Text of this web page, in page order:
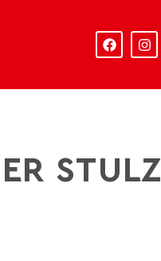
STULZ